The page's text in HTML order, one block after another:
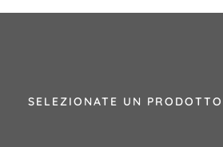
SELEZIONATE UN PRODOTTO